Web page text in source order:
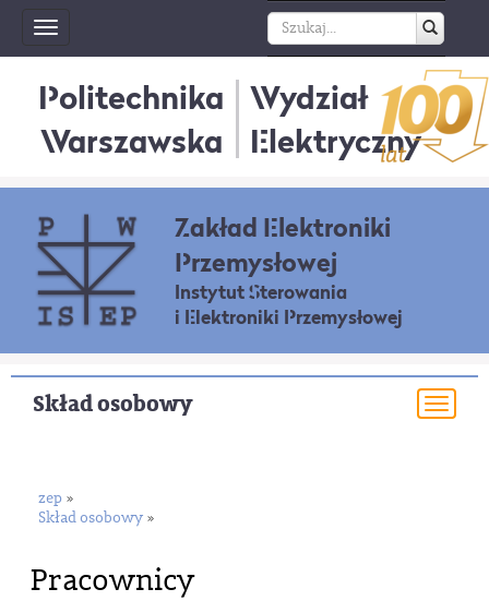
Toggle
navigation
Politechnika
Warszawska
Wydział
Elektryczny
Zakład Elektroniki
Przemysłowej
Instytut Sterowania
i Elektroniki Przemysłowej
Skład osobowy
zep »
Skład osobowy »
Pracownicy